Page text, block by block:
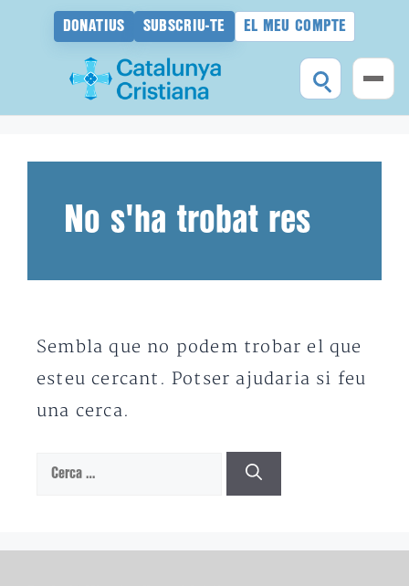
DONATIUS SUBSCRIU-TE EL MEU COMPTE
No s'ha trobat res
Sembla que no podem trobar el que
esteu cercant. Potser ajudaria si feu
una cerca.
Cerca: